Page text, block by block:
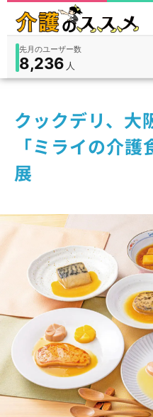
在宅9,360入所3,194
先月のユーザー数
8,236 人
件
クックデリ、大
「ミライの介
展